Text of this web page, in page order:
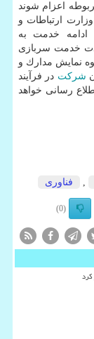
اعزام شوند
ارتباطات و
ادامه خدمت به
خدمت سربازی
كرد: نحوه نمایش مدارك و
شركت در فرآیند
رسانی خواهد
فناوری
(0)